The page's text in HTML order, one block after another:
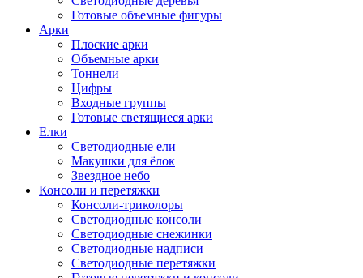
Готовые объемные фигуры
Арки
Плоские арки
Объемные арки
Тоннели
Цифры
Входные группы
Готовые светящиеся арки
Елки
Светодиодные ели
Макушки для ёлок
Звездное небо
Консоли и перетяжки
Консоли-триколоры
Светодиодные консоли
Светодиодные снежинки
Светодиодные надписи
Светодиодные перетяжки